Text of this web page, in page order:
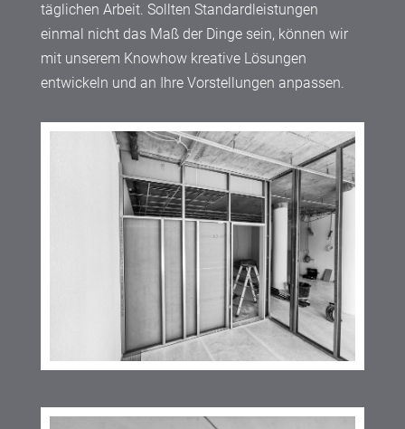
täglichen Arbeit. Sollten Standardleistungen
einmal nicht das Maß der Dinge sein, können wir
mit unserem Knowhow kreative Lösungen
entwickeln und an Ihre Vorstellungen anpassen.